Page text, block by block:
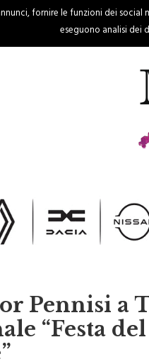
CRONACA
Pennisi a
“Festa
fornire le funzioni dei
eseguono analisi dei